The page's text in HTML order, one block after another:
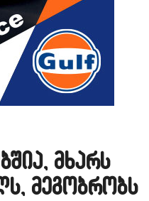
მხარს
მეგობრობს